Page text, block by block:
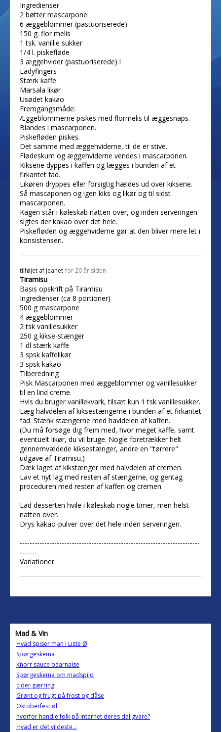
Ingredienser
2 bøtter mascarpone
6 æggeblommer (pastuoriserede)
150 g. flor melis
1 tsk. vanillie sukker
1/4 l. piskefløde
3 æggehvider (pastuoriserede) l
Ladyfingers
Stærk kaffe
Marsala likør
Usødet kakao
Fremgangsmåde:
Æggeblommerne piskes med flormelis til æggesnaps.
Blandes i mascarponen.
Piskefløden piskes.
Det samme med æggehviderne, til de er stive.
Flødeskum og æggehviderne vendes i mascarponen.
Kiksene dyppes i kaffen og lægges i bunden af et
firkantet fad.
Likøren dryppes eller forsigtig hældes ud over kiksene.
Så mascaponen og igen kiks og likør og til sidst
mascarponen.
Kagen står i køleskab natten over, og inden serveringen
sigtes der kakao over det hele.
Piskefløden og æggehviderne gør at den bliver mere let i
konsistensen.
tilføjet af jeanet for 20 år siden
Tiramisu
Basis opskrift på Tiramisu
Ingredienser (ca 8 portioner)
500 g mascarpone
4 æggeblommer
2 tsk vanillesukker
250 g kikse-stænger
1 dl stærk kaffe
3 spsk kaffelikør
3 spsk kakao
Tilberedning
Pisk Mascarponen med æggeblommer og vanillesukker
til en lind creme.
Hvis du bruger vanillekvark, tilsæt kun 1 tsk vanillesukker.
Læg halvdelen af kiksestængerne i bunden af et firkantet
fad. Stænk stængerne med havldelen af kaffen.
(Du må forsøge dig frem med, hvor meget kaffe, samt
eventuelt likør, du vil bruge. Nogle foretrækker helt
gennemvædede kiksestænger, andre en "tørrere"
udgave af Tiramisu.)
Dæk laget af kikstænger med halvdelen af cremen.
Lav et nyt lag med resten af stængerne, og gentag
proceduren med resten af kaffen og cremen.
Lad desserten hvile i køleskab nogle timer, men helst
natten over.
Drys kakao-pulver over det hele inden serveringen.
-------------------------------------------------------------------------
-------
Variationer
Mad & Vin
Hvad spiser man i Liste Ø
Spørgeskema
Knorr sauce béarnaise
Spørgeskema om madspild
cider gærring
Grønt og frugt på frost og dåse
Oktoberfest øl
hvorfor handle folk på internet deres daligvare?
Hvad er det vildeste..: